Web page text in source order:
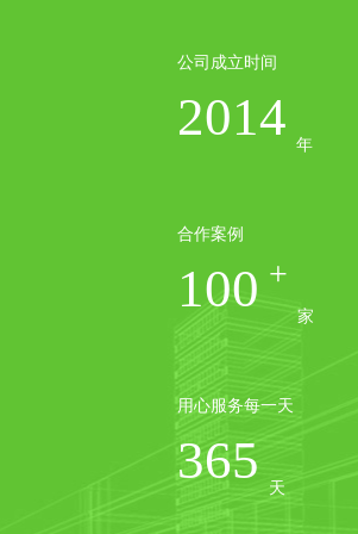
公司成立时间
2014 年
合作案例
100 +
家
用心服务每一天
365 天